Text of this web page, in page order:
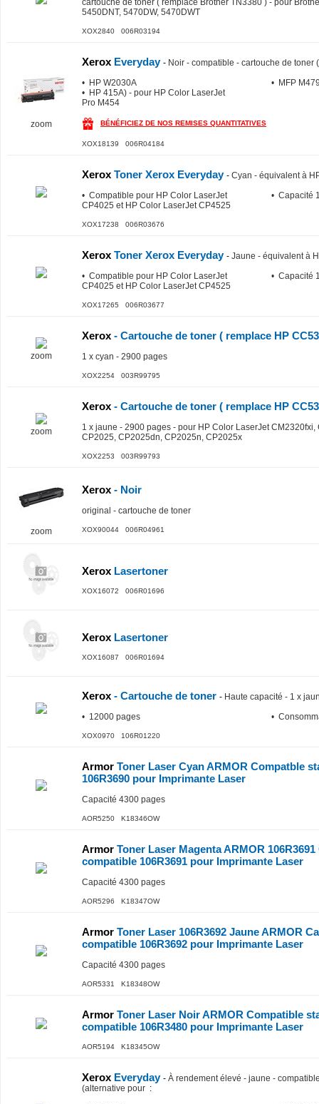
5450DNT, 5470DW, 5470DWT
XOX2840 006R03194
zoom
Xerox Everyday - Noir - compatible - cartouche de toner
• HP W2030A
• HP 415A) - pour HP Color LaserJet
Pro M454
• MFP
BÉNÉFICIEZ DE NOS REMISES QUANTITATIVES
XOX18139 006R04184
Xerox Toner Xerox Everyday - Cyan - équivalent à
• Compatible pour HP Color LaserJet
CP4025 et HP Color LaserJet CP4525
• Capacité
XOX17238 006R03676
Xerox Toner Xerox Everyday - Jaune - équivalent à
• Compatible pour HP Color LaserJet
CP4025 et HP Color LaserJet CP4525
• Capacité
XOX17265 006R03677
zoom
Xerox - Cartouche de toner ( remplace HP
1 x cyan - 2900 pages
XOX2254 003R99795
zoom
Xerox - Cartouche de toner ( remplace HP
1 x jaune - 2900 pages - pour HP Color LaserJet
CP2025, CP2025dn, CP2025n, CP2025x
XOX2253 003R99793
zoom
Xerox - Noir
original - cartouche de toner
XOX90044 006R04961
Xerox Lasertoner
XOX16072 006R01696
Xerox Lasertoner
XOX16087 006R01694
Xerox - Cartouche de toner - Haute capacité - 1 x
• 12000 pages
•
XOX0970 106R01220
Armor Toner Laser Cyan ARMOR Compatble
106R3690 pour Imprimante Laser
Capacité 4300 pages
AOR5250 K18346OW
Armor Toner Laser Magenta ARMOR
compatible 106R3691 pour Imprimante Laser
Capacité 4300 pages
AOR5296 K18347OW
Armor Toner Laser 106R3692 Jaune ARMOR
compatible 106R3692 pour Imprimante Laser
Capacité 4300 pages
AOR5331 K18348OW
Armor Toner Laser Noir ARMOR Compatible
compatible 106R3480 pour Imprimante Laser
AOR5194 K18345OW
Xerox Everyday - À rendement élevé - jaune -
(alternative pour :